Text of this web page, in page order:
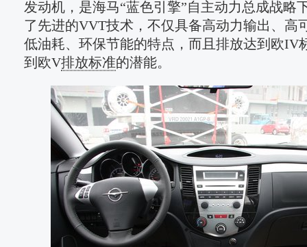
发动机，是海马“蓝色引擎”自主动力总成战略
了先进的VVT技术，不仅具备高动力输出、高
低油耗、环保节能的特点，而且排放达到欧IV
到欧V排放标准的潜能。